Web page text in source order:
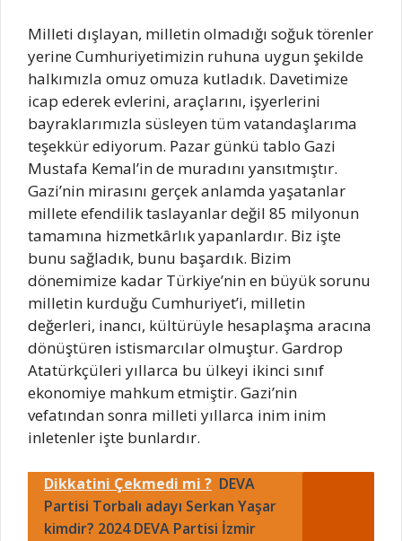
Milleti dışlayan, milletin olmadığı soğuk törenler
yerine Cumhuriyetimizin ruhuna uygun şekilde
halkımızla omuz omuza kutladık. Davetimize
icap ederek evlerini, araçlarını, işyerlerini
bayraklarımızla süsleyen tüm vatandaşlarıma
teşekkür ediyorum. Pazar günkü tablo Gazi
Mustafa Kemal’in de muradını yansıtmıştır.
Gazi’nin mirasını gerçek anlamda yaşatanlar
millete efendilik taslayanlar değil 85 milyonun
tamamına hizmetkârlık yapanlardır. Biz işte
bunu sağladık, bunu başardık. Bizim
dönemimize kadar Türkiye’nin en büyük sorunu
milletin kurduğu Cumhuriyet’i, milletin
değerleri, inancı, kültürüyle hesaplaşma aracına
dönüştüren istismarcılar olmuştur. Gardrop
Atatürkçüleri yıllarca bu ülkeyi ikinci sınıf
ekonomiye mahkum etmiştir. Gazi’nin
vefatından sonra milleti yıllarca inim inim
inletenler işte bunlardır.
Dikkatini Çekmedi mi ? DEVA
Partisi Torbalı adayı Serkan Yaşar
kimdir? 2024 DEVA Partisi İzmir